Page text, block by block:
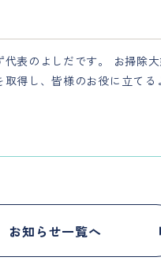
代表のよしだです。 お掃除
取得し、皆様のお役に立てる
お知らせ一覧へ